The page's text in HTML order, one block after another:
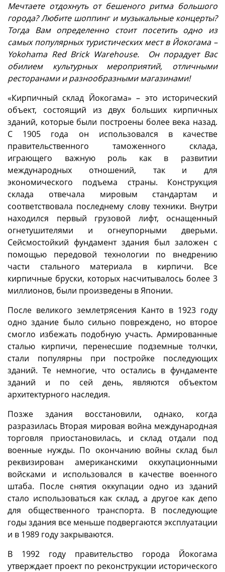
Мечтаете отдохнуть от бешеного ритма большого
города? Любите шоппинг и музыкальные концерты?
Тогда Вам определенно стоит посетить одно из
самых популярных туристических мест в Йокогама –
Yokohama Red Brick Warehouse. Он порадует Вас
обилием культурных мероприятий, отличными
ресторанами и разнообразными магазинами!
«Кирпичный склад Йокогама» ­– это исторический
объект, состоящий из двух больших кирпичных
зданий, которые были построены более века назад.
С 1905 года он использовался в качестве
правительственного таможенного склада,
играющего важную роль как в развитии
международных отношений, так и для
экономического подъема страны. Конструкция
склада отвечала мировым стандартам и
соответствовала последнему слову техники. Внутри
находился первый грузовой лифт, оснащенный
огнетушителями и огнеупорными дверьми.
Сейсмостойкий фундамент здания был заложен с
помощью передовой технологии по внедрению
части стального материала в кирпичи. Все
кирпичные бруски, которых насчитывалось более 3
миллионов, были произведены в Японии.
После великого землетрясения Канто в 1923 году
одно здание было сильно повреждено, но второе
смогло избежать подобную участь. Армированные
сталью кирпичи, перенесшие подземные толчки,
стали популярны при постройке последующих
зданий. Те немногие, что остались в фундаменте
зданий и по сей день, являются объектом
архитектурного наследия.
Позже здания восстановили, однако, когда
разразилась Вторая мировая война международная
торговля приостановилась, и склад отдали под
военные нужды. По окончанию войны склад был
реквизирован американскими оккупационными
войсками и использовался в качестве военного
штаба. После снятия оккупации одно из зданий
стало использоваться как склад, а другое как депо
для общественного транспорта. В последующие
годы здания все меньше подвергаются эксплуатации
и в 1989 году закрываются.
В 1992 году правительство города Йокогама
утверждает проект по реконструкции исторического